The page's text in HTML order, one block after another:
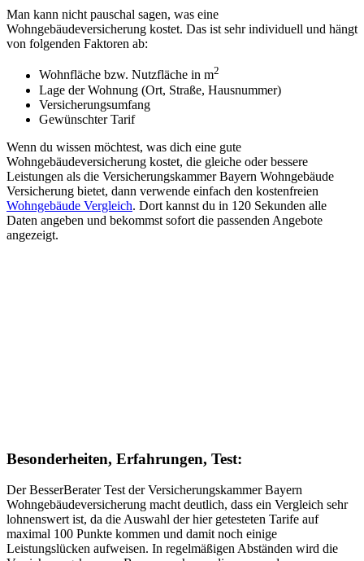
Man kann nicht pauschal sagen, was eine
Wohngebäudeversicherung kostet. Das ist sehr individuell und hängt
von folgenden Faktoren ab:
Wohnfläche bzw. Nutzfläche in m2
Lage der Wohnung (Ort, Straße, Hausnummer)
Versicherungsumfang
Gewünschter Tarif
Wenn du wissen möchtest, was dich eine gute
Wohngebäudeversicherung kostet, die gleiche oder bessere
Leistungen als die Versicherungskammer Bayern Wohngebäude
Versicherung bietet, dann verwende einfach den kostenfreien
Wohngebäude Vergleich. Dort kannst du in 120 Sekunden alle
Daten angeben und bekommst sofort die passenden Angebote
angezeigt.
Besonderheiten, Erfahrungen, Test:
Der BesserBerater Test der Versicherungskammer Bayern
Wohngebäudeversicherung macht deutlich, dass ein Vergleich sehr
lohnenswert ist, da die Auswahl der hier getesteten Tarife auf
maximal 100 Punkte kommen und damit noch einige
Leistungslücken aufweisen. In regelmäßigen Abständen wird die